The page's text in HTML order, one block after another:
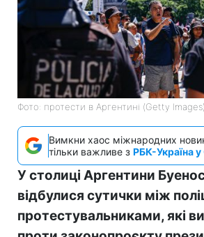
Фото: протести в Аргентині (Getty Images)
Вимкни хаос міжнародних
тільки важливе з РБК-Україна
У столиці Аргентини
відбулися сутички між
протестувальниками, які